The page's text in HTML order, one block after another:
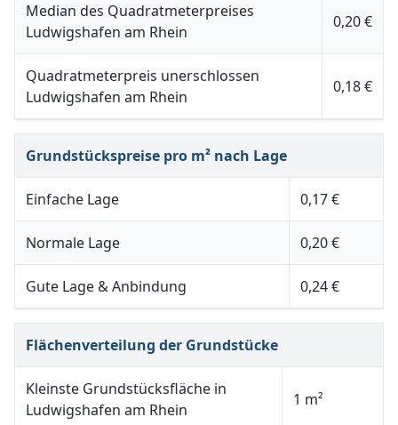
Median des Quadratmeterpreises
Ludwigshafen am Rhein
0,20 €
Quadratmeterpreis unerschlossen
Ludwigshafen am Rhein
0,18 €
Grundstückspreise pro m² nach Lage
Einfache Lage 0,17 €
Normale Lage 0,20 €
Gute Lage & Anbindung 0,24 €
Flächenverteilung der Grundstücke
Kleinste Grundstücksfläche in
Ludwigshafen am Rhein
1 m²